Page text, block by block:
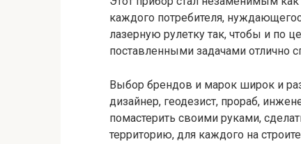
каждого потребителя,
лазерную рулетку так, чтобы и по
поставленными задачами отлично
Выбор брендов и марок широк и
дизайнер, геодезист, прораб,
помастерить своими руками,
территорию, для каждого на